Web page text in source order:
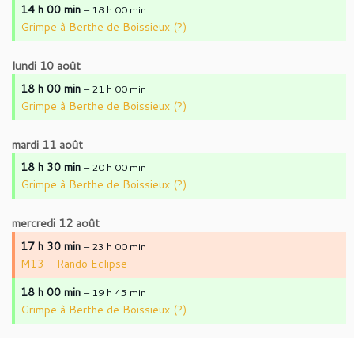
14 h 00 min – 18 h 00 min
Grimpe à Berthe de Boissieux (?)
lundi 10 août
18 h 00 min – 21 h 00 min
Grimpe à Berthe de Boissieux (?)
mardi 11 août
18 h 30 min – 20 h 00 min
Grimpe à Berthe de Boissieux (?)
mercredi 12 août
17 h 30 min – 23 h 00 min
M13 - Rando Eclipse
18 h 00 min – 19 h 45 min
Grimpe à Berthe de Boissieux (?)